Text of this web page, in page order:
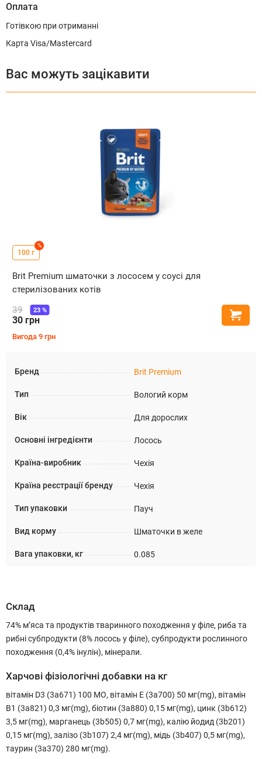
Оплата
Готівкою при отриманні
Карта Visa/Mastercard
Бренд Brit Premium
Тип Вологий корм
Вік Для дорослих
Основні інгредієнти Лосось
Країна-виробник Чехія
Країна реєстрації бренду Чехія
Тип упаковки Пауч
Вид корму Шматочки в желе
Вага упаковки, кг 0.085
Вас можуть зацікавити
100 г
%
Brit Premium шматочки з лососем у соусі для
стерилізованих котів
39
30 грн
23%
Вигода 9 грн
Склад
74% м’яса та продуктів тваринного походження у філе, риба та
рибні субпродукти (8% лосось у філе), субпродукти рослинного
походження (0,4% інулін), мінерали.
Харчові фізіологічні добавки на кг
вітамін D3 (3a671) 100 МО, вітамін E (3a700) 50 мг(mg), вітамін
B1 (3a821) 0,3 мг(mg), біотин (3a880) 0,15 мг(mg), цинк (3b612)
3,5 мг(mg), марганець (3b505) 0,7 мг(mg), калію йодид (3b201)
0,15 мг(mg), залізо (3b107) 2,4 мг(mg), мідь (3b407) 0,5 мг(mg),
таурин (3a370) 280 мг(mg).